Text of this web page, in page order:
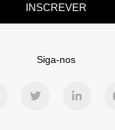
INSCREVER
Siga-nos